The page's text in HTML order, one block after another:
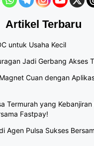
Artikel Terbaru
untuk Usaha Kecil
Jadi Gerbang Akses
Cuan dengan
Termurah yang Kebanjiran
Fastpay!
Agen Pulsa Sukses